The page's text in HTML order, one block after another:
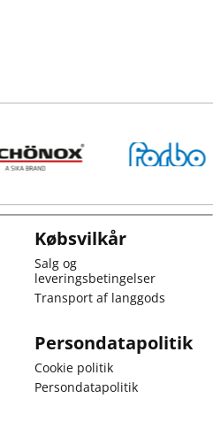
Købsvilkår
Salg og
leveringsbetingelser
Transport af langgods
Persondatapolitik
Cookie politik
Persondatapolitik